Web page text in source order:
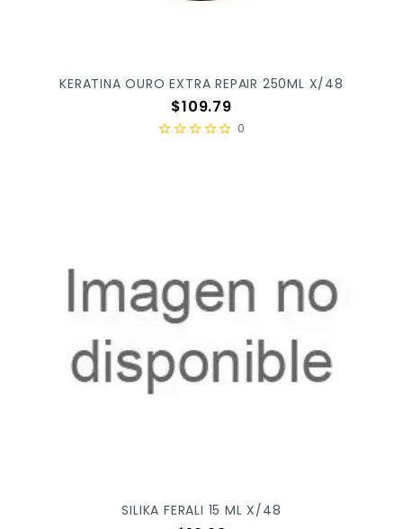
KERATINA OURO EXTRA REPAIR 250ML X/48
Precio
$109.79
0
SILIKA FERALI 15 ML X/48